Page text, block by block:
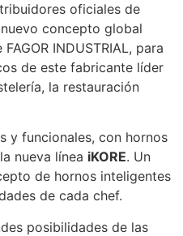
oficiales de
concepto global
INDUSTRIAL, para
de este fabricante líder
la restauración
y funcionales, con hornos
nueva línea iKORE. Un
de hornos inteligentes
de cada chef.
posibilidades de las